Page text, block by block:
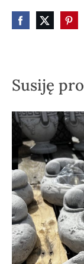
Susiję